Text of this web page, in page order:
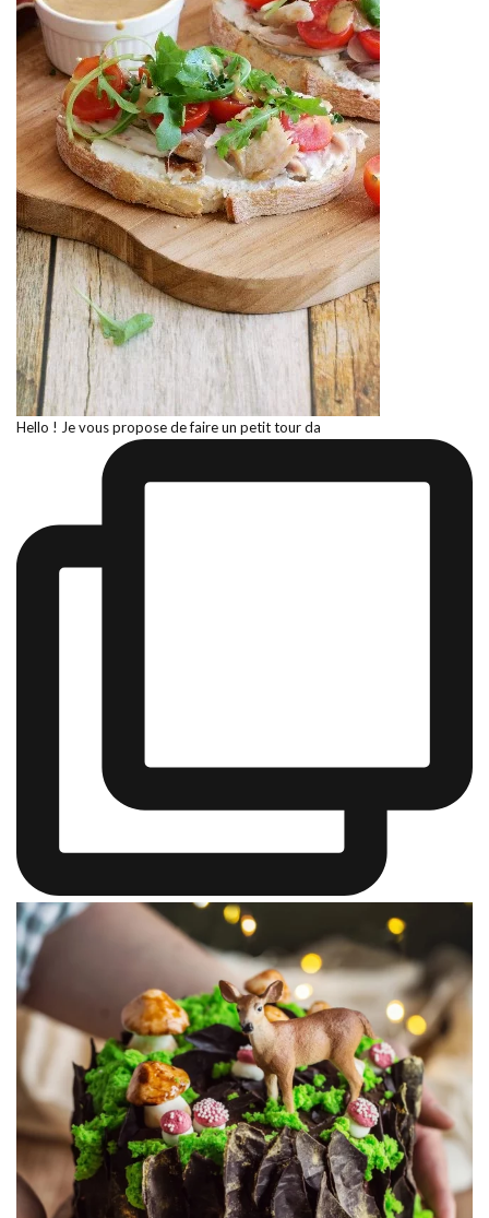
Hello ! Je vous propose de faire un petit tour da